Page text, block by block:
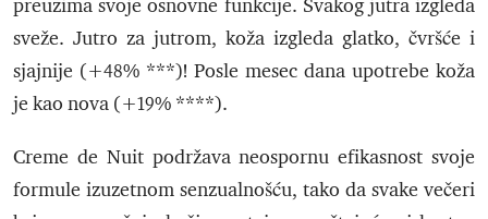
preuzima svoje osnovne funkcije. Svakog jutra izgleda
sveže. Jutro za jutrom, koža izgleda glatko, čvršće i
sjajnije (+48% ***)! Posle mesec dana upotrebe koža
je kao nova (+19% ****).
Creme de Nuit podržava neospornu efikasnost svoje
formule izuzetnom senzualnošću, tako da svake večeri